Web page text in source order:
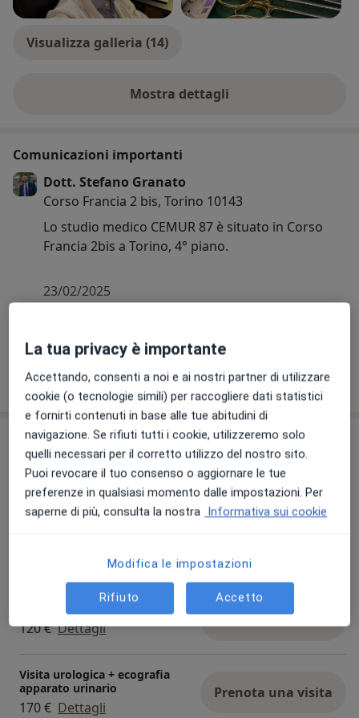
Visualizza galleria (14)
Mostra dettagli
sull'esperienza
Comunicazioni importanti
Dott. Stefano Granato
Corso Francia 2 bis, Torino 10143
Lo studio medico CEMUR 87 è situato in Corso
Francia 2bis a Torino, 4° piano.
23/02/2025
Prestazioni e prezzi
Visita andrologica
Da 150 € Dettagli Prenota una visita
Dettagli
Visita di controllo
120 € Dettagli Prenota una visita
Visita urologica + ecografia
apparato urinario
170 € Dettagli
Prenota una visita
La tua privacy è importante
Accettando, consenti a noi e ai nostri partner di utilizzare
cookie (o tecnologie simili) per raccogliere dati statistici
e fornirti contenuti in base alle tue abitudini di
navigazione. Se rifiuti tutti i cookie, utilizzeremo solo
quelli necessari per il corretto utilizzo del nostro sito.
Puoi revocare il tuo consenso o aggiornare le tue
preferenze in qualsiasi momento dalle impostazioni. Per
saperne di più, consulta la nostra Informativa sui cookie
Modifica le impostazioni
Rifiuto Accetto